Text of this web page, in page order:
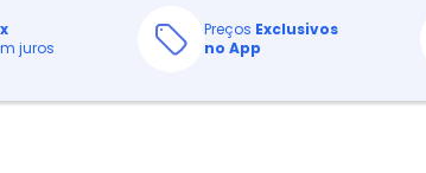
x
juros
Preços Exclusivos
no App